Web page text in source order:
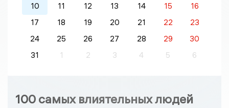
10
11 12 13 14 15
16
17
18 19 20 21 22
23
24
25 26 27 28 29
30
31
1 2 3 4 5 6
100 самых влиятельных людей